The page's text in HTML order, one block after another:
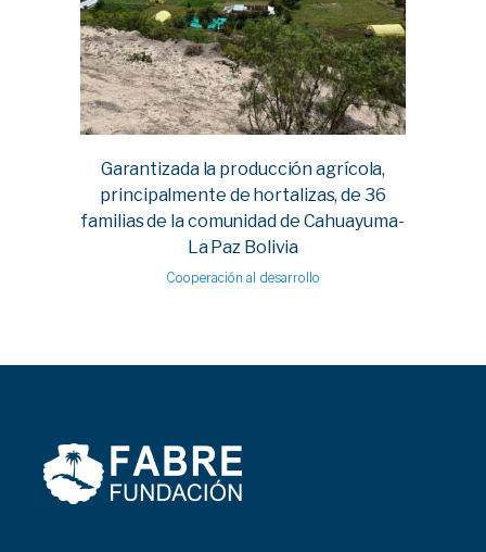
Garantizada la producción agrícola,
principalmente de hortalizas, de 36
familias de la comunidad de Cahuayuma-
La Paz Bolivia
Cooperación al desarrollo